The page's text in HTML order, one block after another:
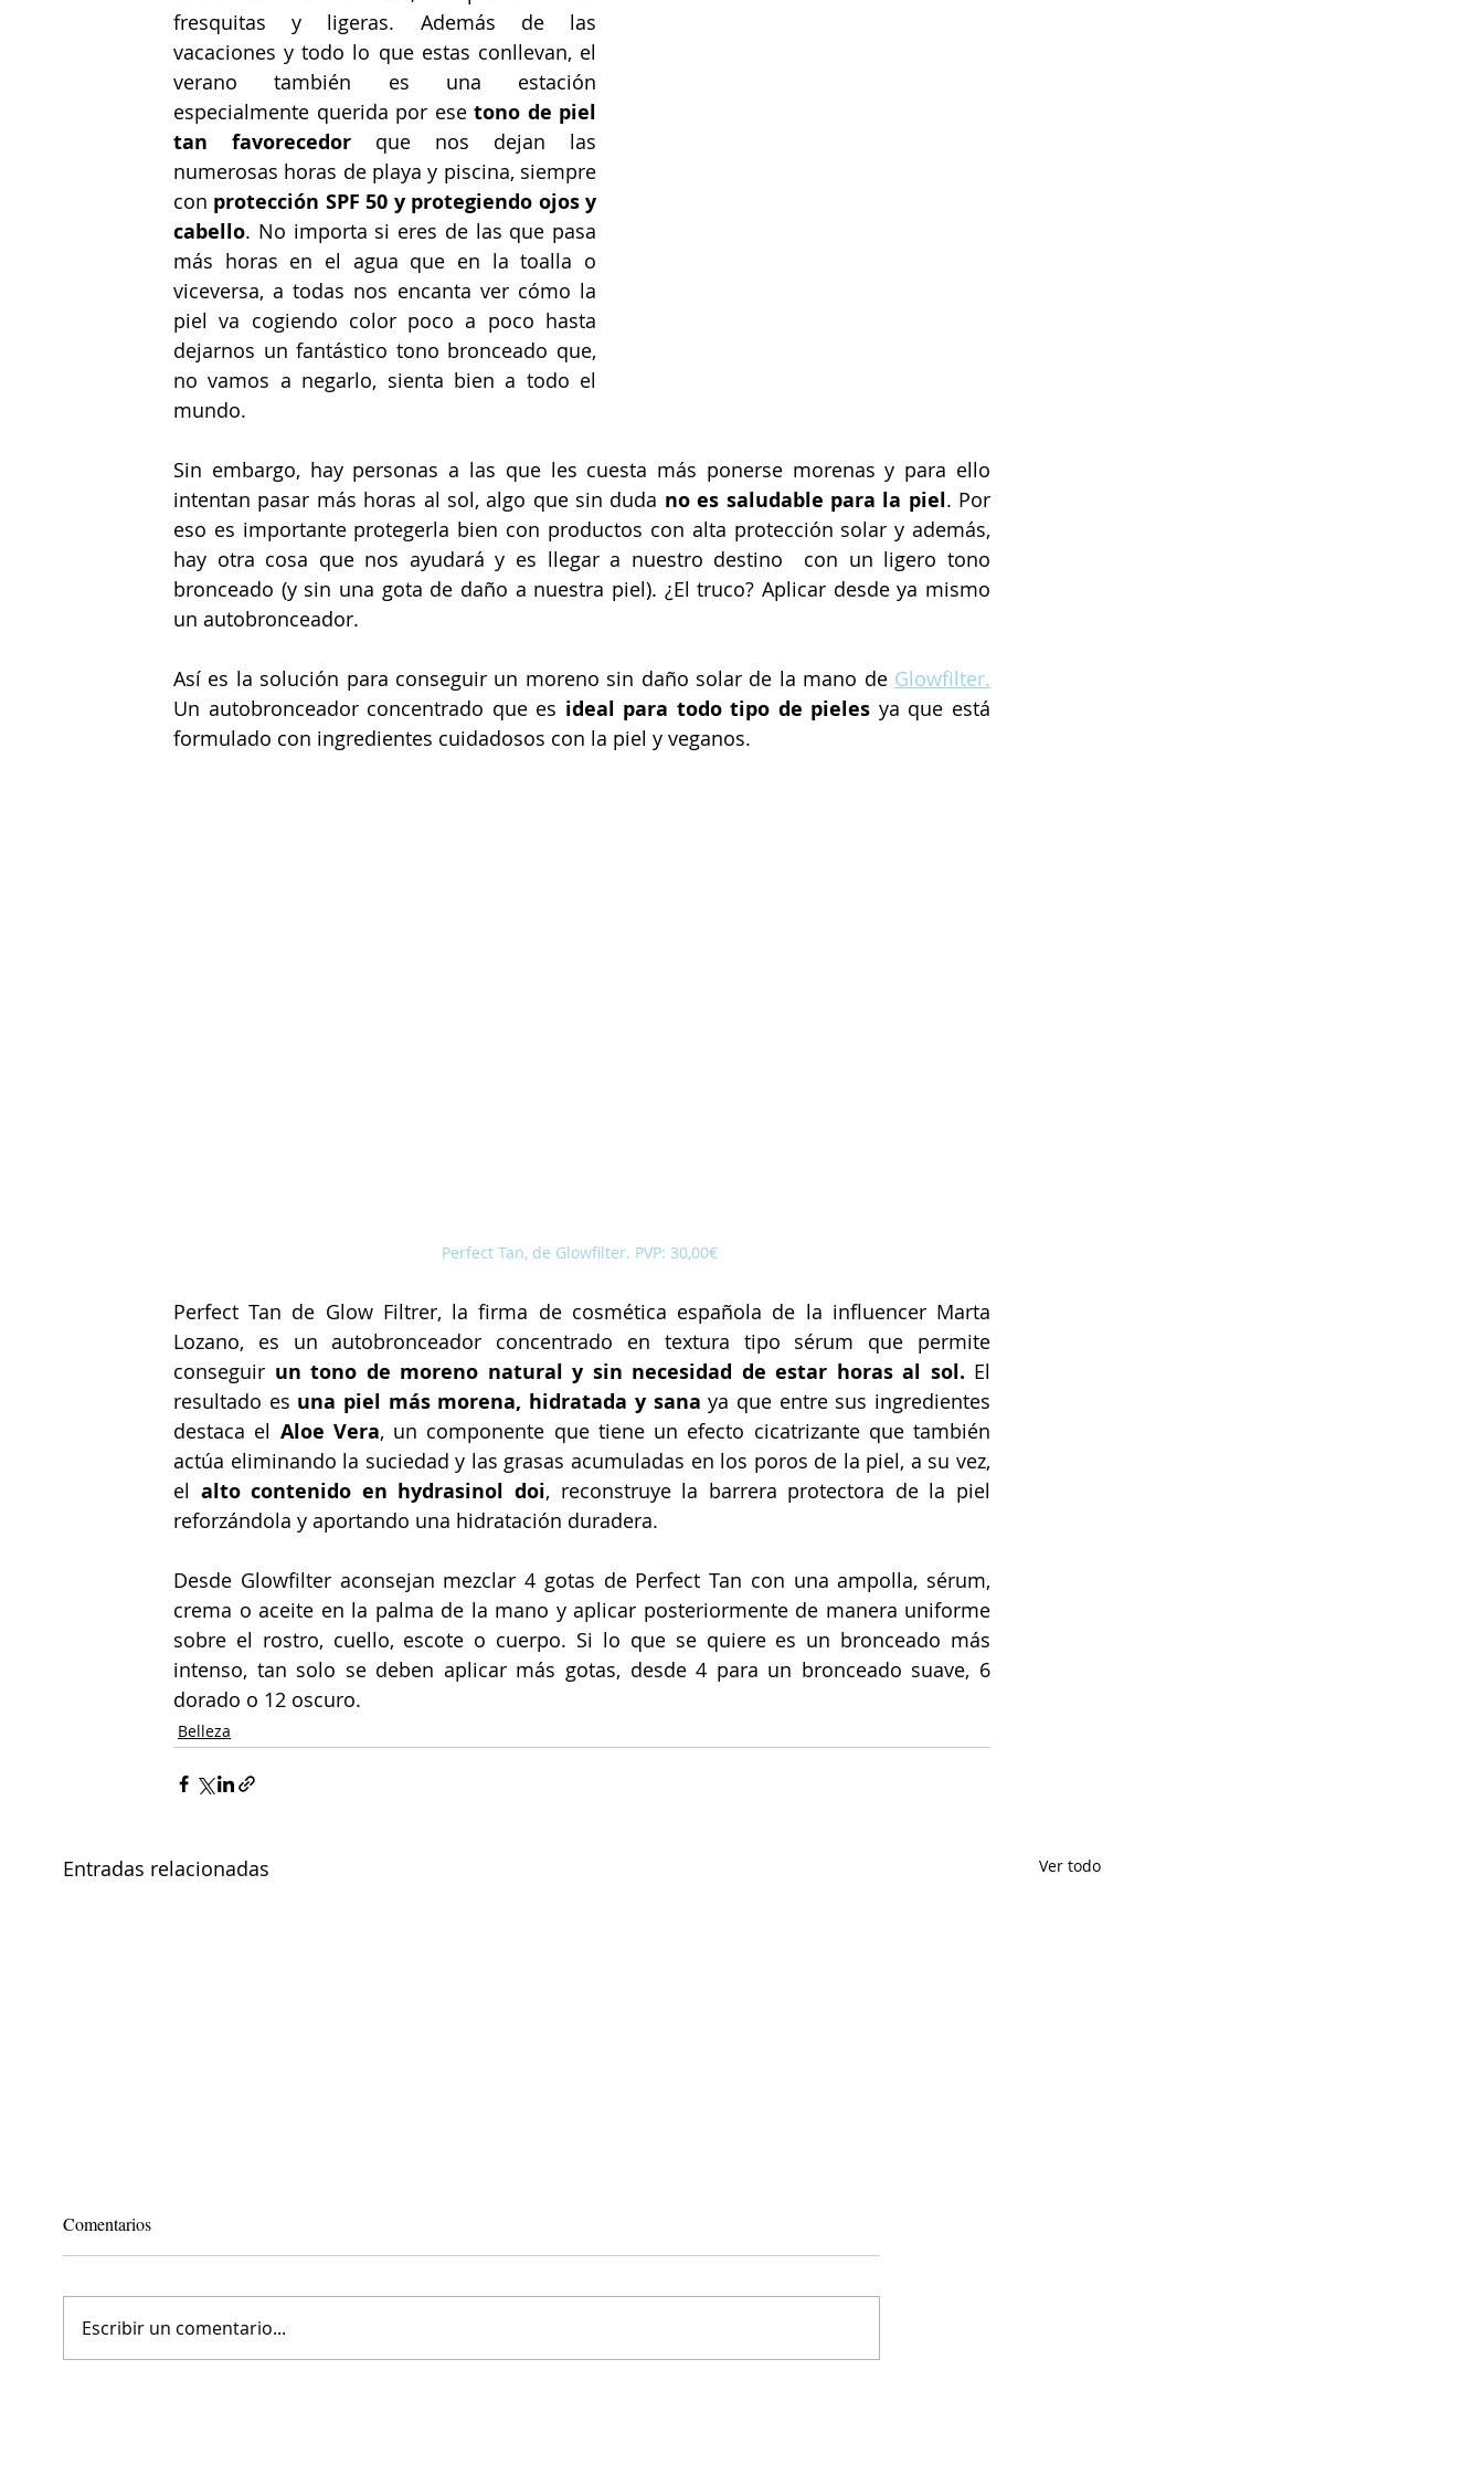
fresquitas y ligeras. Además de las
vacaciones y todo lo que estas conllevan, el
verano también es una estación
especialmente querida por ese tono de piel
tan favorecedor que nos dejan las
numerosas horas de playa y piscina, siempre
con protección SPF 50 y protegiendo ojos y
cabello. No importa si eres de las que pasa
más horas en el agua que en la toalla o
viceversa, a todas nos encanta ver cómo la
piel va cogiendo color poco a poco hasta
dejarnos un fantástico tono bronceado que,
no vamos a negarlo, sienta bien a todo el
mundo.
Sin embargo, hay personas a las que les cuesta más ponerse morenas y para ello
intentan pasar más horas al sol, algo que sin duda no es saludable para la piel. Por
eso es importante protegerla bien con productos con alta protección solar y además,
hay otra cosa que nos ayudará y es llegar a nuestro destino  con un ligero tono
bronceado (y sin una gota de daño a nuestra piel). ¿El truco? Aplicar desde ya mismo
un autobronceador.
Así es la solución para conseguir un moreno sin daño solar de la mano de Glowfilter.
Un autobronceador concentrado que es ideal para todo tipo de pieles ya que está
formulado con ingredientes cuidadosos con la piel y veganos.
Perfect Tan, de Glowfilter. PVP: 30,00€
Perfect Tan de Glow Filtrer, la firma de cosmética española de la influencer Marta
Lozano, es un autobronceador concentrado en textura tipo sérum que permite
conseguir un tono de moreno natural y sin necesidad de estar horas al sol. El
resultado es una piel más morena, hidratada y sana ya que entre sus ingredientes
destaca el Aloe Vera, un componente que tiene un efecto cicatrizante que también
actúa eliminando la suciedad y las grasas acumuladas en los poros de la piel, a su vez,
el alto contenido en hydrasinol doi, reconstruye la barrera protectora de la piel
reforzándola y aportando una hidratación duradera.
Desde Glowfilter aconsejan mezclar 4 gotas de Perfect Tan con una ampolla, sérum,
crema o aceite en la palma de la mano y aplicar posteriormente de manera uniforme
sobre el rostro, cuello, escote o cuerpo. Si lo que se quiere es un bronceado más
intenso, tan solo se deben aplicar más gotas, desde 4 para un bronceado suave, 6
dorado o 12 oscuro.
Belleza
Entradas relacionadas Ver todo
Comentarios
Escribir un comentario...